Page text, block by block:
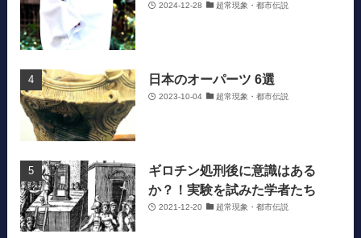
2024-12-28 超常現象・都市伝説
日本のオーパーツ 6選
2023-10-04 超常現象・都市伝説
ギロチン処刑後に意識はある
か？！実験を試みた学者たち
2021-12-20 超常現象・都市伝説